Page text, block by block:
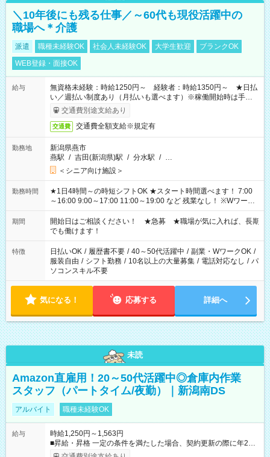
＼10年後にも残る仕事／～60代も現役活躍中の
職場へ＊介護
派遣 職種未経験OK 社会人未経験OK 大学生歓迎
ブランクOK
WEB登録・面接OK
給与
無資格未経験：時給1250円～ 経験者：時給1350円～ ★日払
い／週払い制度あり（月払いも選べます）※稼働開始時は手続き
完了次第のお支払いとなります。
交通費別途支給あり
交通費 交通費全額支給※規定有
勤務地
新潟県燕市
燕駅 / 吉田(新潟県)駅 / 分水駅 / …
＜シニア向け施設＞
勤務時間
★1日4時間～の時短シフトOK ★スタート時間選べます！ 7:00
～16:00 9:00～17:00 11:00～19:00 など 残業なし！ ※Wワーク
の場合、他のお仕事と合わせ週40時間超の就業はご案内できま
せん ※法令に基づき、週20時間以上勤務は社会保険への加入対
象となります ※労働者派遣法（日雇い派遣の原則禁止）によ
り、短時間・短期間の就業はご案内が難しい場合があります
期間
開始日はご相談ください！ ★急募 ★職場が気に入れば、長期
でも働けます！
特徴 日払いOK / 履歴書不要 / 40～50代活躍中 / 副業・WワークOK /
服装自由 / シフト勤務 / 10名以上の大量募集 / 電話対応なし / パ
ソコンスキル不要
気になる！ 応募する 詳細へ
未読
Amazon直雇用！20～50代活躍中◎倉庫内作業
スタッフ（パートタイム/夜勤）｜新潟南DS
アルバイト 職種未経験OK
給与
時給1,250円～1,563円
■昇給・昇格 一定の条件を満たした場合、契約更新の際に年2回
まで昇給の機会があります。 ■正社員登用制度あり ※月末締/翌